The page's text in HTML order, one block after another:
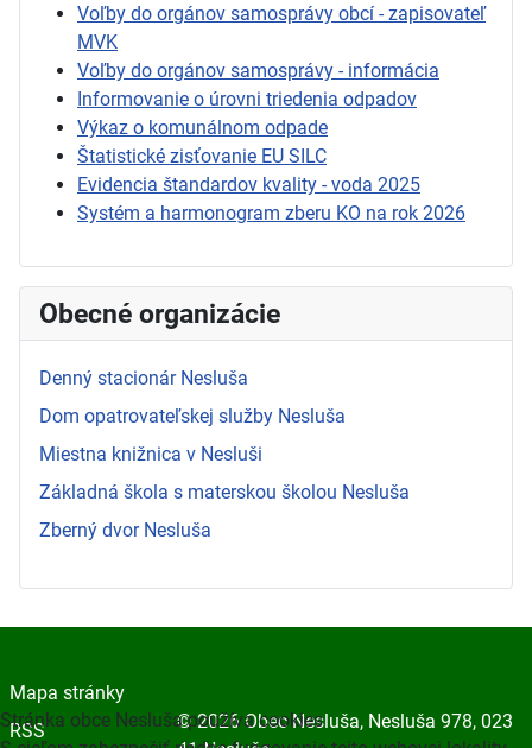
Voľby do orgánov samosprávy obcí - zapisovateľ
MVK
Voľby do orgánov samosprávy - informácia
Informovanie o úrovni triedenia odpadov
Výkaz o komunálnom odpade
Štatistické zisťovanie EU SILC
Evidencia štandardov kvality - voda 2025
Systém a harmonogram zberu KO na rok 2026
Obecné organizácie
Denný stacionár Nesluša
Dom opatrovateľskej služby Nesluša
Miestna knižnica v Nesluši
Základná škola s materskou školou Nesluša
Zberný dvor Nesluša
Mapa stránky
RSS
© 2026 Obec Nesluša, Nesluša 978, 023
Stránka obce Nesluša používa cookies